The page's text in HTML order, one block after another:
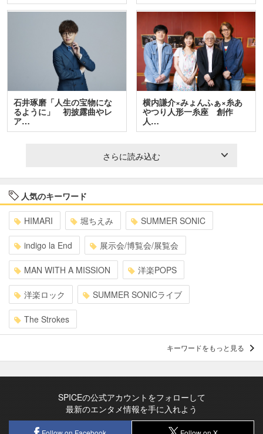
石井琢磨「人生の宝物にな
るように」 初披露曲やレ
ア…
横内謙介×みょんふぁ×糸あ
やつり人形一糸座 創作
人…
さらに読み込む
人気のキーワード
HIMARI 堀ちえみ SUMMER SONIC
indigo la End 展示会/博覧会/展覧会
MAN WITH A MISSION 洋楽POPS
洋楽ロック SUMMER SONICライブ
The Strokes
キーワードをもっと見る
SPICEの公式アカウントをフォローして
最新のエンタメ情報を手に入れよう